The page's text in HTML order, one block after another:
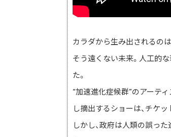
カラダから生み出されるのは
そう遠くない未来。人工的
た。
“加速進化症候群”のアーテ
し摘出するショーは、チケ
しかし、政府は人類の誤っ